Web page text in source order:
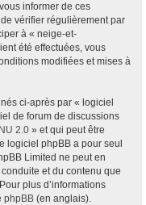
informer de ces
vérifier régulièrement par
à « neige-et-
été effectuées, vous
modifiées et mises à
ci-après par « logiciel
de forum de discussions
2.0 » et qui peut être
logiciel phpBB a pour seul
Limited ne peut en
et du contenu que
plus d’informations
phpBB (en anglais).